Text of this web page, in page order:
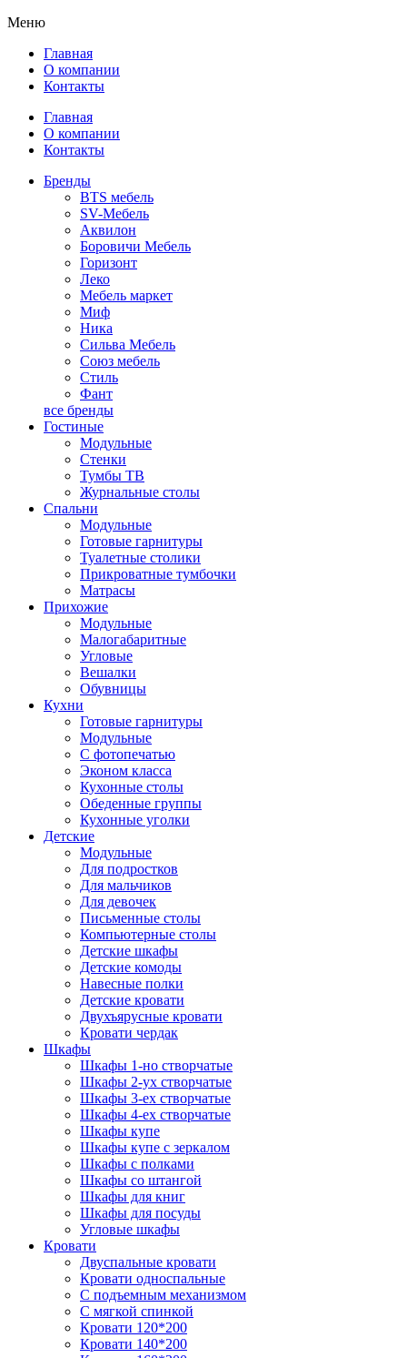
Меню
Главная
О компании
Контакты
Главная
О компании
Контакты
Бренды
BTS мебель
SV-Мебель
Аквилон
Боровичи Мебель
Горизонт
Леко
Мебель маркет
Миф
Ника
Сильва Мебель
Союз мебель
Стиль
Фант
все бренды
Гостиные
Модульные
Стенки
Тумбы ТВ
Журнальные столы
Спальни
Модульные
Готовые гарнитуры
Туалетные столики
Прикроватные тумбочки
Матрасы
Прихожие
Модульные
Малогабаритные
Угловые
Вешалки
Обувницы
Кухни
Готовые гарнитуры
Модульные
С фотопечатью
Эконом класса
Кухонные столы
Обеденные группы
Кухонные уголки
Детские
Модульные
Для подростков
Для мальчиков
Для девочек
Письменные столы
Компьютерные столы
Детские шкафы
Детские комоды
Навесные полки
Детские кровати
Двухъярусные кровати
Кровати чердак
Шкафы
Шкафы 1-но створчатые
Шкафы 2-ух створчатые
Шкафы 3-ех створчатые
Шкафы 4-ех створчатые
Шкафы купе
Шкафы купе с зеркалом
Шкафы с полками
Шкафы со штангой
Шкафы для книг
Шкафы для посуды
Угловые шкафы
Кровати
Двуспальные кровати
Кровати односпальные
С подъемным механизмом
С мягкой спинкой
Кровати 120*200
Кровати 140*200